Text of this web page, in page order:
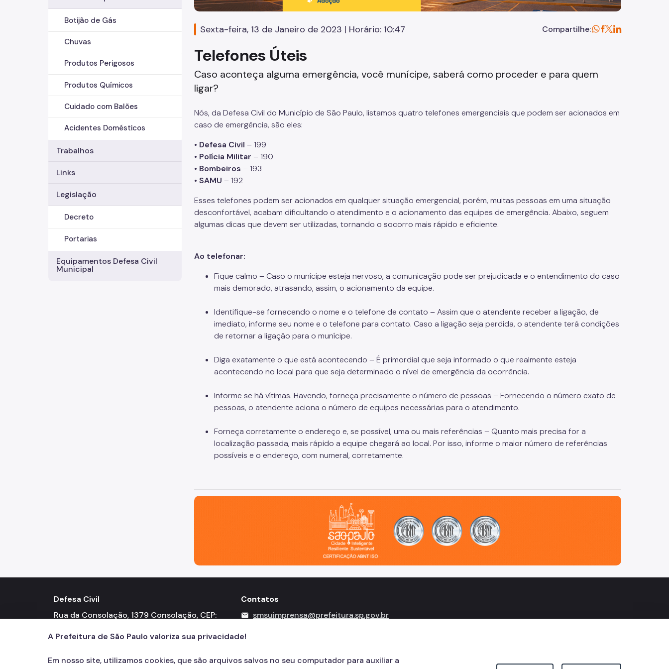
Botijão de Gás
Chuvas
Produtos Perigosos
Produtos Químicos
Cuidado com Balões
Acidentes Domésticos
Trabalhos
Links
Legislação
Decreto
Portarias
Equipamentos Defesa Civil
Municipal
Sexta-feira, 13 de Janeiro de 2023 | Horário: 10:47 Compartilhe:
Telefones Úteis
Caso aconteça alguma emergência, você munícipe, saberá como proceder e para quem
ligar?
Nós, da Defesa Civil do Município de São Paulo, listamos quatro telefones emergenciais que podem ser acionados em
caso de emergência, são eles:
• Defesa Civil – 199
• Polícia Militar – 190
• Bombeiros – 193
• SAMU – 192
Esses telefones podem ser acionados em qualquer situação emergencial, porém, muitas pessoas em uma situação
desconfortável, acabam dificultando o atendimento e o acionamento das equipes de emergência. Abaixo, seguem
algumas dicas que devem ser utilizadas, tornando o socorro mais rápido e eficiente.
Ao telefonar:
Fique calmo – Caso o munícipe esteja nervoso, a comunicação pode ser prejudicada e o entendimento do caso
mais demorado, atrasando, assim, o acionamento da equipe.
Identifique-se fornecendo o nome e o telefone de contato – Assim que o atendente receber a ligação, de
imediato, informe seu nome e o telefone para contato. Caso a ligação seja perdida, o atendente terá condições
de retornar a ligação para o munícipe.
Diga exatamente o que está acontecendo – É primordial que seja informado o que realmente esteja
acontecendo no local para que seja determinado o nível de emergência da ocorrência.
Informe se há vítimas. Havendo, forneça precisamente o número de pessoas – Fornecendo o número exato de
pessoas, o atendente aciona o número de equipes necessárias para o atendimento.
Forneça corretamente o endereço e, se possível, uma ou mais referências – Quanto mais precisa for a
localização passada, mais rápido a equipe chegará ao local. Por isso, informe o maior número de referências
possíveis e o endereço, com numeral, corretamente.
São Paulo, cidade inteligente, resiliente e sustentável
Defesa Civil
Rua da Consolação, 1379 Consolação, CEP:
Contatos
mail smsuimprensa@prefeitura.sp.gov.br
A Prefeitura de São Paulo valoriza sua privacidade!
Em nosso site, utilizamos cookies, que são arquivos salvos no seu computador para auxiliar a